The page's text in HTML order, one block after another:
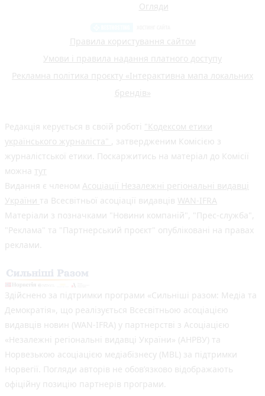
Огляди
Правила користування сайтом
Умови і правила надання платного доступу
Рекламна політика проєкту «Інтерактивна мапа локальних
брендів»
Редакція керується в своїй роботі "Кодексом етики
українського журналіста" , затвердженим Комісією з
журналістської етики. Поскаржитись на матеріал до Комісії
можна тут
Видання є членом Асоціації Незалежні регіональні видавці
України та Всесвітньої асоціації видавців WAN-IFRA
Матеріали з позначками "Новини компаній", "Прес-служба",
"Реклама" та "Партнерський проєкт" опубліковані на правах
реклами.
Здійснено за підтримки програми «Сильніші разом: Медіа та
Демократія», що реалізується Всесвітньою асоціацією
видавців новин (WAN-IFRA) у партнерстві з Асоціацією
«Незалежні регіональні видавці України» (АНРВУ) та
Норвезькою асоціацією медіабізнесу (MBL) за підтримки
Норвегії. Погляди авторів не обов’язково відображають
офіційну позицію партнерів програми.